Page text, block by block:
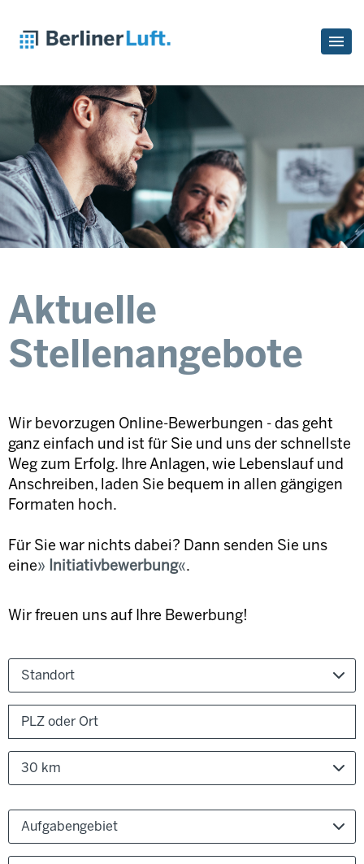
Aktuelle
Stellenangebote
Wir bevorzugen Online-Bewerbungen - das geht
ganz einfach und ist für Sie und uns der schnellste
Weg zum Erfolg. Ihre Anlagen, wie Lebenslauf und
Anschreiben, laden Sie bequem in allen gängigen
Formaten hoch.
Für Sie war nichts dabei? Dann senden Sie uns
eine
Initiativbewerbung .
Wir freuen uns auf Ihre Bewerbung!
Standort
30 km
Aufgabengebiet